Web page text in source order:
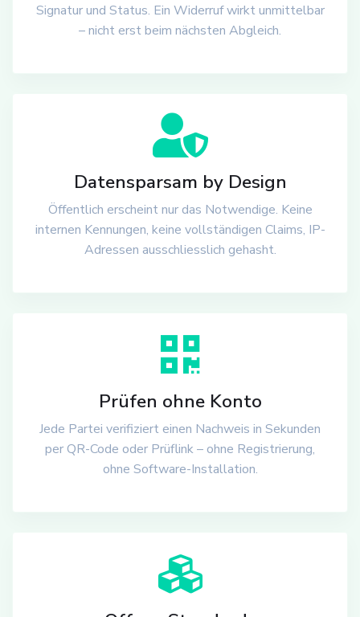
Signatur und Status. Ein Widerruf wirkt unmittelbar
– nicht erst beim nächsten Abgleich.
Datensparsam by Design
Öffentlich erscheint nur das Notwendige. Keine
internen Kennungen, keine vollständigen Claims, IP-
Adressen ausschliesslich gehasht.
Prüfen ohne Konto
Jede Partei verifiziert einen Nachweis in Sekunden
per QR-Code oder Prüflink – ohne Registrierung,
ohne Software-Installation.